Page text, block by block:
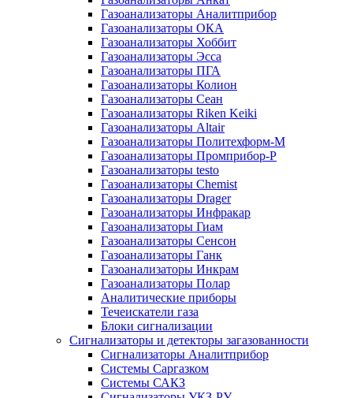
Газоанализаторы Аналитприбор
Газоанализаторы ОКА
Газоанализаторы Хоббит
Газоанализаторы Эсса
Газоанализаторы ПГА
Газоанализаторы Колион
Газоанализаторы Сеан
Газоанализаторы Riken Keiki
Газоанализаторы Altair
Газоанализаторы Политехформ-М
Газоанализаторы Промприбор-Р
Газоанализаторы testo
Газоанализаторы Chemist
Газоанализаторы Drager
Газоанализаторы Инфракар
Газоанализаторы Гиам
Газоанализаторы Сенсон
Газоанализаторы Ганк
Газоанализаторы Инкрам
Газоанализаторы Полар
Аналитические приборы
Течеискатели газа
Блоки сигнализации
Сигнализаторы и детекторы загазованности
Сигнализаторы Аналитприбор
Системы Саргазком
Системы САКЗ